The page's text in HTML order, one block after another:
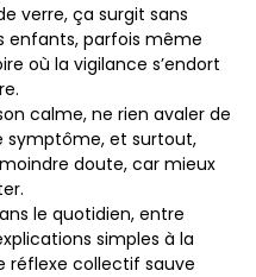
verre, ça surgit sans
enfants, parfois même
où la vigilance s’endort
calme, ne rien avaler de
symptôme, et surtout,
doute, car mieux
le quotidien, entre
simples à la
réflexe collectif sauve